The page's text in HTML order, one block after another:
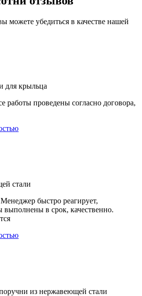
можете убедиться в качестве нашей
для крыльца
работы проведены согласно договора,
стали
быстро реагирует,
выполнены в срок, качественно.
из нержавеющей стали